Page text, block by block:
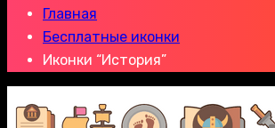
Главная
Бесплатные иконки
Иконки “История”